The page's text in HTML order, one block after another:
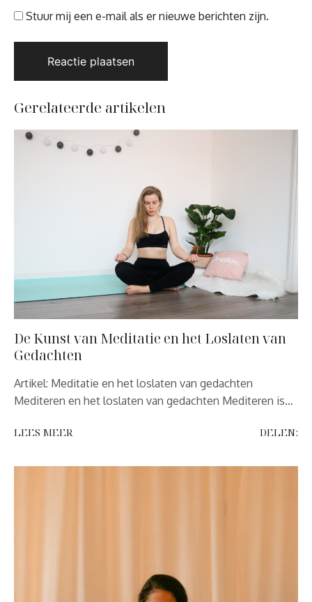
Stuur mij een e-mail als er nieuwe berichten zijn.
Gerelateerde artikelen
De Kunst van Meditatie en het Loslaten van
Gedachten
Artikel: Meditatie en het loslaten van gedachten
Mediteren en het loslaten van gedachten Mediteren is…
LEES MEER DELEN: